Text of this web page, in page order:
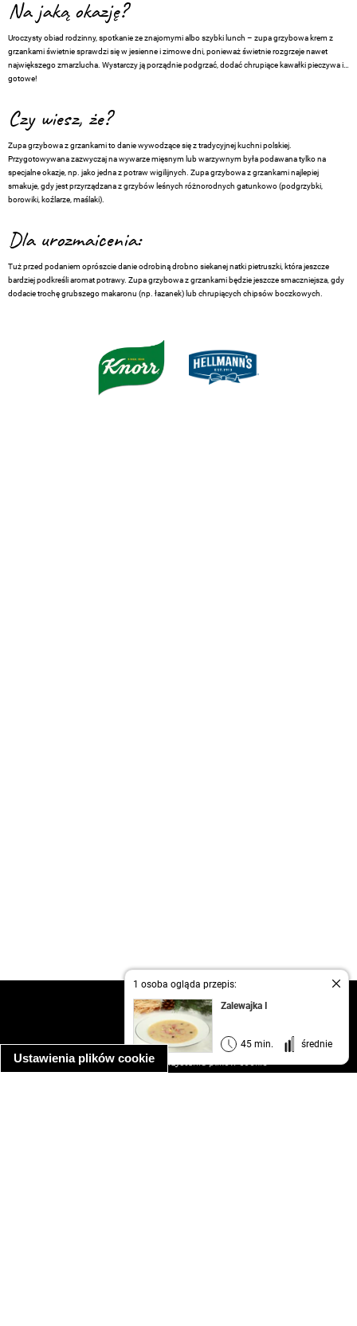
Ustawienia plików cookie
1 osoba ogląda przepis:
Zalewajka I
45 min. średnie
Na jaką okazję?
Uroczysty obiad rodzinny, spotkanie ze znajomymi albo szybki lunch – zupa grzybowa krem z
grzankami świetnie sprawdzi się w jesienne i zimowe dni, ponieważ świetnie rozgrzeje nawet
największego zmarzlucha. Wystarczy ją porządnie podgrzać, dodać chrupiące kawałki pieczywa i…
gotowe!
Czy wiesz, że?
Zupa grzybowa z grzankamito danie wywodzące się z tradycyjnej kuchni polskiej.
Przygotowywana zazwyczaj na wywarze mięsnym lub warzywnym była podawana tylko na
specjalne okazje, np. jako jedna z potraw wigilijnych. Zupa grzybowa z grzankami najlepiej
smakuje, gdy jest przyrządzana z grzybów leśnych różnorodnych gatunkowo (podgrzybki,
borowiki, koźlarze, maślaki).
Dla urozmaicenia:
Tuż przed podaniem oprószcie danie odrobiną drobno siekanej natki pietruszki, która jeszcze
bardziej podkreśli aromat potrawy. Zupa grzybowa z grzankami będzie jeszcze smaczniejsza, gdy
dodacie trochę grubszego makaronu (np. łazanek) lub chrupiących chipsów boczkowych.
kontakt
regulamin
informacja o prywatności
informacja o wykorzystaniu plików cookie